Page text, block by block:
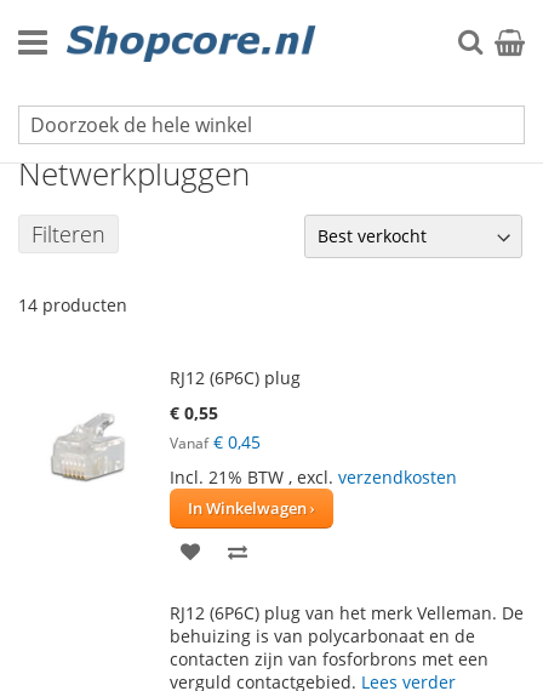
naar
de
Zoek
Kabels & Elektra
Netwerkpluggen
Filteren
14 producten
RJ12 (6P6C) plug
€ 0,55
Vanaf € 0,45
Incl. 21% BTW , excl. verzendkosten
In Winkelwagen
VOEG
AAN
VERLANGLIJST
TE
VERGELIJKEN
RJ12 (6P6C) plug van het merk Velleman. De
behuizing is van polycarbonaat en de
contacten zijn van fosforbrons met een
verguld contactgebied. Lees verder